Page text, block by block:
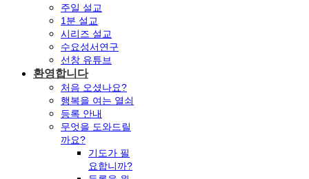
주일 설교
1분 설교
시리즈 설교
수요성서연구
선창 유튜브
환영합니다
처음 오셨나요?
행복을 여는 열쇠
등록 안내
무엇을 도와드릴
까요?
기도가 필
요합니까?